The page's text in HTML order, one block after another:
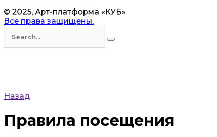
© 2025, Арт-платформа «КУБ»
Все права защищены.
Назад
Правила посещения